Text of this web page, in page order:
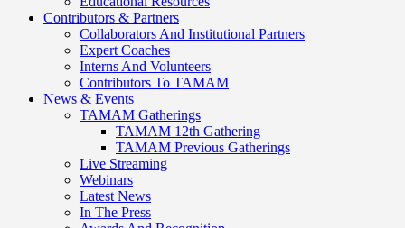
Contributors & Partners
Collaborators And Institutional Partners
Expert Coaches
Interns And Volunteers
Contributors To TAMAM
News & Events
TAMAM Gatherings
TAMAM 12th Gathering
TAMAM Previous Gatherings
Live Streaming
Webinars
Latest News
In The Press